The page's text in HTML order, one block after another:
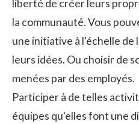
liberté de créer leurs
la communauté. Vous
une initiative à l'échelle de
leurs idées. Ou choisir de
menées par des employés.
Participer à de telles
équipes qu'elles font une